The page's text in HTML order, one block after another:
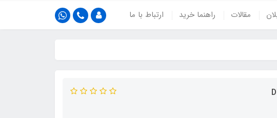
مقالات راهنما خرید ارتباط با ما